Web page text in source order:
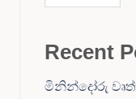
Recent
මිනින්දෝරු